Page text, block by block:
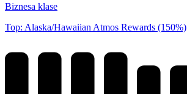
Biznesa klase
Top: Alaska/Hawaiian Atmos Rewards (150%)